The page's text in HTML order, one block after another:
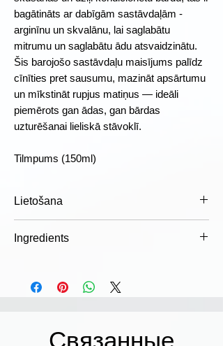
bagātināts ar dabīgām sastāvdaļām -
arginīnu un skvalānu, lai saglabātu
mitrumu un saglabātu ādu atsvaidzinātu.
Šis barojošo sastāvdaļu maisījums palīdz
cīnīties pret sausumu, mazināt apsārtumu
un mīkstināt rupjus matiņus — ideāli
piemērots gan ādas, gan bārdas
uzturēšanai lieliskā stāvoklī.
Tilmpums (150ml)
Lietošana
rokās un kārtīgi iemasējiet bārdā un
Sargāt no iekļūšanas acīs,
ja produkts ir iekļuvis acīs, skalot lielā
Ingredients
Caprylic/Capric Triglyceride, Isoamyl
(Jojoba) Seed Oil, Glyceryl Stearate,
Связанные